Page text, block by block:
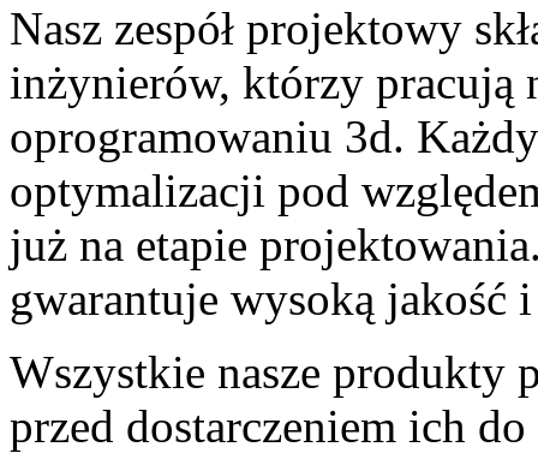
Nasz zespół projektowy
inżynierów, którzy pracują
oprogramowaniu 3d.
optymalizacji pod
już na etapie
gwarantuje wysoką jakość
Wszystkie nasze produkty
przed dostarczeniem ich